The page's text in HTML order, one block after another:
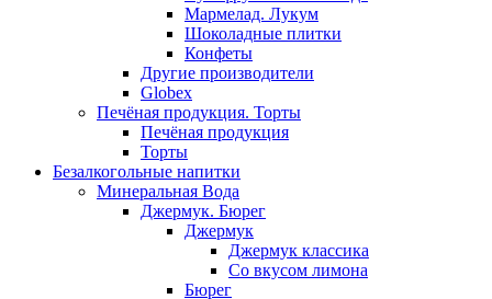
Мармелад. Лукум
Шоколадные плитки
Конфеты
Другие производители
Globex
Печёная продукция. Торты
Печёная продукция
Торты
Безалкогольные напитки
Минеральная Вода
Джермук. Бюрег
Джермук
Джермук классика
Со вкусом лимона
Бюрег